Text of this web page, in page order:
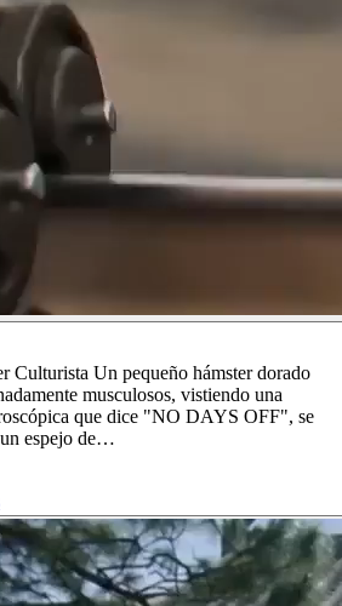
Un pequeño hámster dorado
musculosos, vistiendo una
que dice "NO DAYS OFF", se
espejo de…